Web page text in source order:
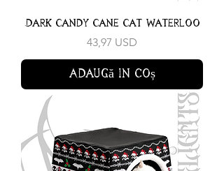
Dark Candy Cane Cat Waterloo
Preț
43,97 USD
Adaugă în coș